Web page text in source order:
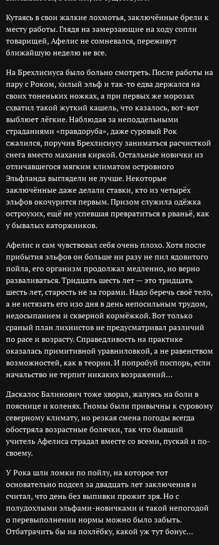
Кутаясь в свои жалкие лохмотья, заключённые брели к
месту работы. Глядя на замерзающие на ходу сопли
товарищей, Афелис не сомневался, переживут
ближайшую неделю не все.
На Брехлисиуса было больно смотреть. После работы на
пару с Роком, хилый эльф и так-то едва держался на
своих тоненьких ножках, а при первых же морозах
схватил такой жуткий кашель, что казалось, вот-вот
выблюет лёгкие. Наблюдая за неподдельными
страданиями «правдоруба», даже суровый Рок
сжалился, поручив Брехлисиусу заниматься расчисткой
снега вместо махания киркой. Остальные новички из
отличавшегося мягким климатом островного
Эльфланда выглядели не лучше. Некоторые
заключённые даже делали ставки, кто из четырёх
эльфов окочурится первым. Призом служила одёжка
остроухих, ещё не успевшая превратиться в рваньё, как
у бывалых каторжников.
Афелис и сам чувствовал себя очень плохо. Хотя после
прибытия эльфов он больше ни разу не пил ядовитого
пойла, его организм продолжал медленно, но верно
разваливаться. Тридцать шесть лет — это тридцать
шесть лет, старость не за горами. Надо беречь своё тело,
а не истязать его изо дня в день непосильным трудом,
недосыпанием и скверной кормёжкой. Вот только
сраный план лихнистов не предусматривал различий
по расе и возрасту. Справедливость на практике
оказалась примитивной уравниловкой, а не равенством
возможностей, как в теории. И попробуй поспорь, если
начальство не терпит никаких возражений…
Даскалос Балинович тоже хворал, жалуясь на боли в
пояснице и коленях. Гномы были привычны к суровому
северному климату, но резкая смена погоды всегда
обостряла возрастные болячки, так что бывший
учитель Афелиса страдал вместе со всеми, пускай и по-
своему.
У Рока шли ломки по пойлу, на которое тот
основательно подсел за двадцать лет заключения и
считал, что день без выпивки прожит зря. Но с
полудохлыми эльфами-новичками и такой непогодой
о перевыполнении нормы можно было забыть.
Отбатрачить бы на похлёбку, какой уж тут бонус…